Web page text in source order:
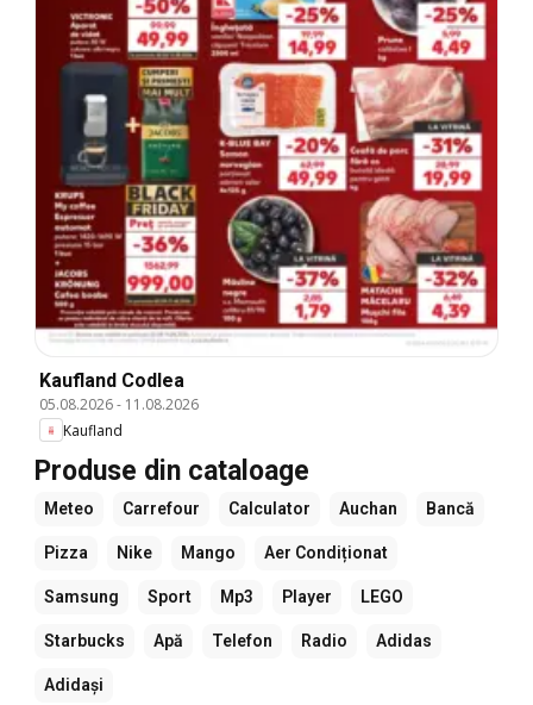
Kaufland Codlea
05.08.2026- 11.08.2026
Kaufland
Produse din cataloage
Meteo Carrefour Calculator Auchan Bancă
Pizza Nike Mango Aer Condiționat
Samsung Sport Mp3 Player LEGO
Starbucks Apă Telefon Radio Adidas
Adidași